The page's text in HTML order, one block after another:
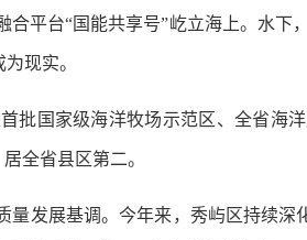
台“国能共享号”屹立海上。水下
现实。
国家级海洋牧场示范区、全省海洋
全省县区第二。
展基调。今年来，秀屿区持续深